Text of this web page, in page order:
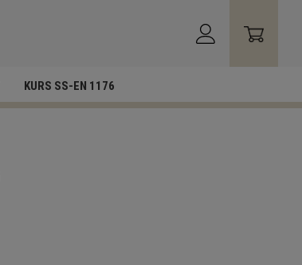
KURS SS-EN 1176